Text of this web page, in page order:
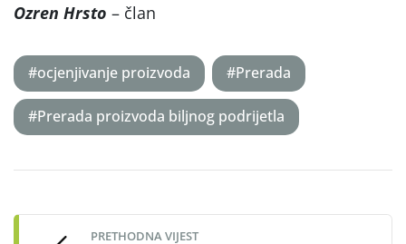
Ozren Hrsto – član
#ocjenjivanje proizvoda #Prerada
#Prerada proizvoda biljnog podrijetla
navigation
PRETHODNA VIJEST